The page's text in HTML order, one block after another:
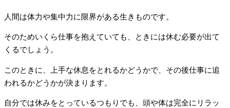
人間は体力や集中力に限界がある生きものです。
そのためいくら仕事を抱えていても、ときには休む必要が出て
くるでしょう。
このときに、上手な休息をとれるかどうかで、その後仕事に追
われるかどうかが決まります。
自分では休みをとっているつもりでも、頭や体は完全にリラッ